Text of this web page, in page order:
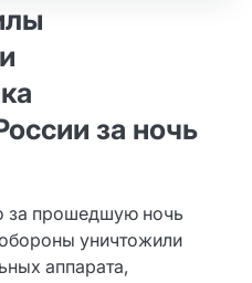
за ночь
за прошедшую ночь
уничтожили
аппарата,